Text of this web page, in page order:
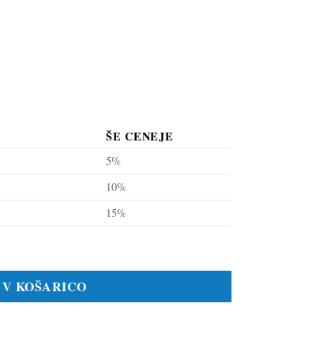
ŠE CENEJE
5%
10%
15%
kompatibilna količina
V KOŠARICO